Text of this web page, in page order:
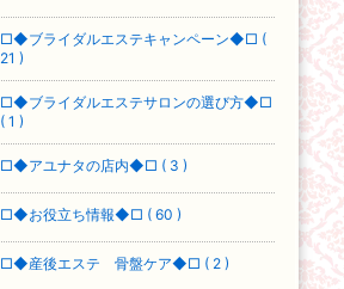
□◆ブライダルエステキャンペーン◆□ (
21 )
□◆ブライダルエステサロンの選び方◆□
( 1 )
□◆アユナタの店内◆□ ( 3 )
□◆お役立ち情報◆□ ( 60 )
□◆産後エステ 骨盤ケア◆□ ( 2 )